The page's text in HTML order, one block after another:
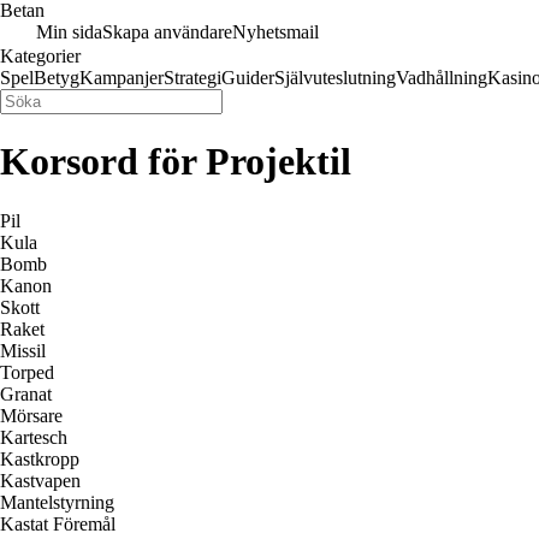
Betan
Min sidaSkapa användareNyhetsmail
Kategorier
SpelBetygKampanjerStrategiGuiderSjälvuteslutningVadhållning
Korsord för Projektil
Pil
Kula
Bomb
Kanon
Skott
Raket
Missil
Torped
Granat
Mörsare
Kartesch
Kastkropp
Kastvapen
Mantelstyrning
Kastat Föremål